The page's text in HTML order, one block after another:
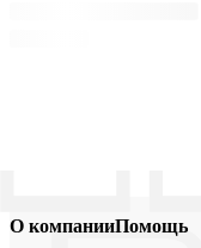
О компанииПомощь